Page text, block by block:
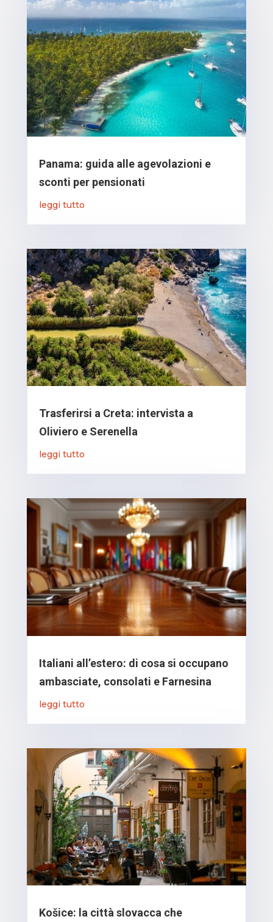
Panama: guida alle agevolazioni e
sconti per pensionati
leggi tutto
Trasferirsi a Creta: intervista a
Oliviero e Serenella
leggi tutto
Italiani all’estero: di cosa si occupano
ambasciate, consolati e Farnesina
leggi tutto
Košice: la città slovacca che